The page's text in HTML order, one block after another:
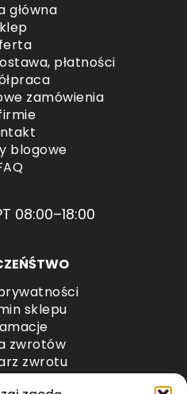
główna
płatności
zamówienia
blogowe
08:00–18:00
sklepu
zwrotów
zwrotu
od umowy